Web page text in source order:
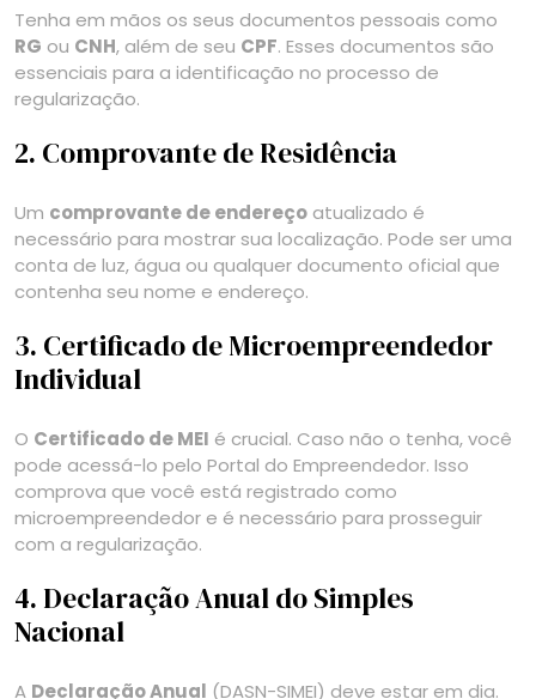
Tenha em mãos os seus documentos pessoais como
RG ou CNH, além de seu CPF. Esses documentos são
essenciais para a identificação no processo de
regularização.
2. Comprovante de Residência
Um comprovante de endereço atualizado é
necessário para mostrar sua localização. Pode ser uma
conta de luz, água ou qualquer documento oficial que
contenha seu nome e endereço.
3. Certificado de Microempreendedor
Individual
O Certificado de MEI é crucial. Caso não o tenha, você
pode acessá-lo pelo Portal do Empreendedor. Isso
comprova que você está registrado como
microempreendedor e é necessário para prosseguir
com a regularização.
4. Declaração Anual do Simples
Nacional
A Declaração Anual (DASN-SIMEI) deve estar em dia.